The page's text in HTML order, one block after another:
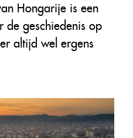
Hongarije is een
de geschiedenis op
altijd wel ergens